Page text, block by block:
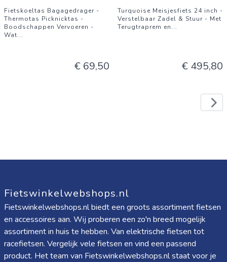
Fietskoeltas Bagagedrager -
Thermotas Picknicktas -
Boodschappen Vervoeren -
Wat...
€ 69,50
Turquoise Meisjesfiets 24 inch -
Verstelbaar Zadel & Stuur - Met
Terugtraprem en...
€ 495,80
Fietswinkelwebshops.nl
Fietswinkelwebshops.nl biedt een groots assortiment fietsen
en accessoires aan. Wij proberen een zo'n breed mogelijk
assortiment in huis te hebben. Van elektrische fietsen tot
racefietsen. Vergelijk vele fietsen en vind een passend
product. Het team van Fietswinkelwebshops.nl staat voor je